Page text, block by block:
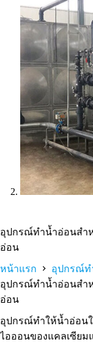
อุปกรณ์ทำน้ำอ่อนสำ
อ่อน
หน้าแรก
อุปกรณ์ท
อุปกรณ์ทำน้ำอ่อนสำ
อ่อน
อุปกรณ์ทำให้น้ำอ่อนใ
ไอออนของแคลเซียม